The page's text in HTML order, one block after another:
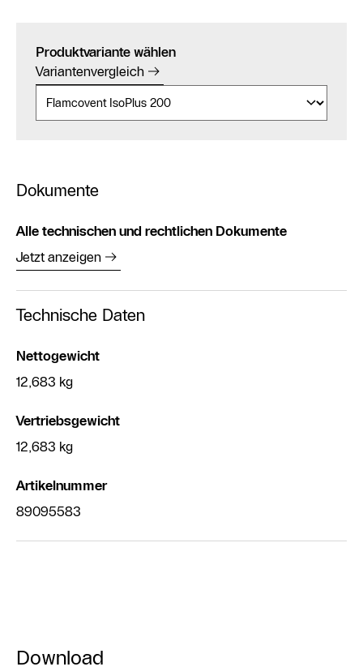
Produktvariante wählen
Variantenvergleich
Dokumente
Alle technischen und rechtlichen Dokumente
Jetzt anzeigen
Technische Daten
Nettogewicht
12,683 kg
Vertriebsgewicht
12,683 kg
Artikelnummer
89095583
Download